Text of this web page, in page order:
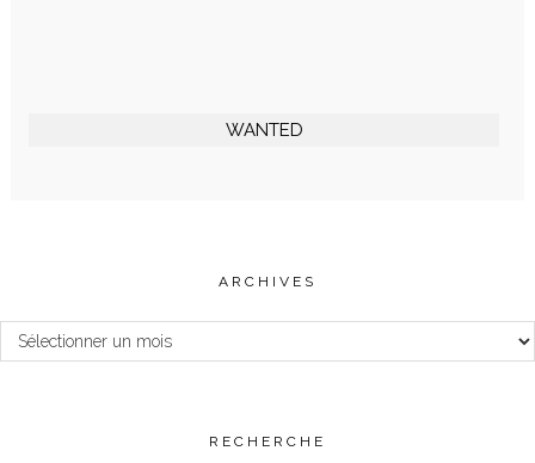
WANTED
ARCHIVES
Archives
RECHERCHE